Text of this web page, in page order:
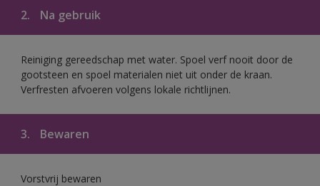
2. Na gebruik
Reiniging gereedschap met water. Spoel verf nooit door de
gootsteen en spoel materialen niet uit onder de kraan.
Verfresten afvoeren volgens lokale richtlijnen.
3. Bewaren
Vorstvrij bewaren